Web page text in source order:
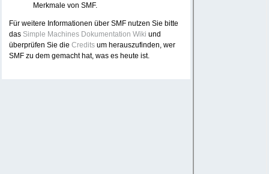
Merkmale von SMF.
Für weitere Informationen über SMF nutzen Sie bitte
das Simple Machines Dokumentation Wiki und
überprüfen Sie dieCredits um herauszufinden, wer
SMF zu dem gemacht hat, was es heute ist.